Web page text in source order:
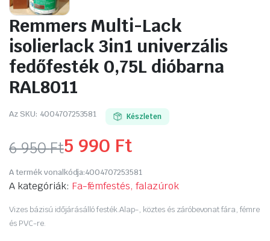
Remmers Multi-Lack
isolierlack 3in1 univerzális
fedőfesték 0,75L dióbarna
RAL8011
Az SKU: 4004707253581 Készleten
6 950Ft
Original
price
was:
5 990 Ft
Current
price
is:
A termék vonalkódja:4004707253581
A kategóriák: Fa-fémfestés, falazúrok
Vizes bázisú időjárásálló festék.Alap-, köztes és záróbevonat fára, fémre
és PVC-re.